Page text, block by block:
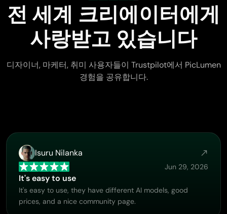
전 세계 크리에이터에게
사랑받고 있습니다
디자이너, 마케터, 취미 사용자들이 Trustpilot에서 PicLumen
경험을 공유합니다.
Isuru Nilanka
Jun 29, 2026
It's easy to use
It's easy to use, they have different AI models, good
prices, and a nice community page.